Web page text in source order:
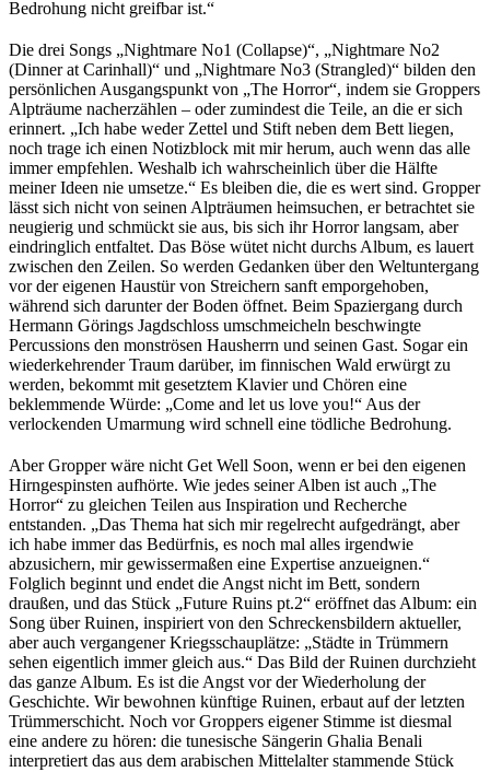
Bedrohung nicht greifbar ist.“
Die drei Songs „Nightmare No1 (Collapse)“, „Nightmare No2
(Dinner at Carinhall)“ und „Nightmare No3 (Strangled)“ bilden den
persönlichen Ausgangspunkt von „The Horror“, indem sie Groppers
Alpträume nacherzählen – oder zumindest die Teile, an die er sich
erinnert. „Ich habe weder Zettel und Stift neben dem Bett liegen,
noch trage ich einen Notizblock mit mir herum, auch wenn das alle
immer empfehlen. Weshalb ich wahrscheinlich über die Hälfte
meiner Ideen nie umsetze.“ Es bleiben die, die es wert sind. Gropper
lässt sich nicht von seinen Alpträumen heimsuchen, er betrachtet sie
neugierig und schmückt sie aus, bis sich ihr Horror langsam, aber
eindringlich entfaltet. Das Böse wütet nicht durchs Album, es lauert
zwischen den Zeilen. So werden Gedanken über den Weltuntergang
vor der eigenen Haustür von Streichern sanft emporgehoben,
während sich darunter der Boden öffnet. Beim Spaziergang durch
Hermann Görings Jagdschloss umschmeicheln beschwingte
Percussions den monströsen Hausherrn und seinen Gast. Sogar ein
wiederkehrender Traum darüber, im finnischen Wald erwürgt zu
werden, bekommt mit gesetztem Klavier und Chören eine
beklemmende Würde: „Come and let us love you!“ Aus der
verlockenden Umarmung wird schnell eine tödliche Bedrohung.
Aber Gropper wäre nicht Get Well Soon, wenn er bei den eigenen
Hirngespinsten aufhörte. Wie jedes seiner Alben ist auch „The
Horror“ zu gleichen Teilen aus Inspiration und Recherche
entstanden. „Das Thema hat sich mir regelrecht aufgedrängt, aber
ich habe immer das Bedürfnis, es noch mal alles irgendwie
abzusichern, mir gewissermaßen eine Expertise anzueignen.“
Folglich beginnt und endet die Angst nicht im Bett, sondern
draußen, und das Stück „Future Ruins pt.2“ eröffnet das Album: ein
Song über Ruinen, inspiriert von den Schreckensbildern aktueller,
aber auch vergangener Kriegsschauplätze: „Städte in Trümmern
sehen eigentlich immer gleich aus.“ Das Bild der Ruinen durchzieht
das ganze Album. Es ist die Angst vor der Wiederholung der
Geschichte. Wir bewohnen künftige Ruinen, erbaut auf der letzten
Trümmerschicht. Noch vor Groppers eigener Stimme ist diesmal
eine andere zu hören: die tunesische Sängerin Ghalia Benali
interpretiert das aus dem arabischen Mittelalter stammende Stück